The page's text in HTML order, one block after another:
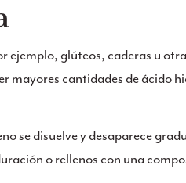
ejemplo, glúteos, caderas u
mayores cantidades de ácido
se disuelve y desaparece
o rellenos con una